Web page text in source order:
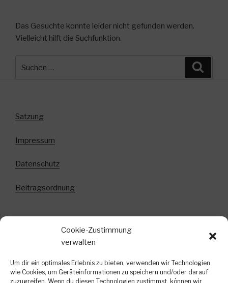
Cookie-Zustimmung
verwalten
Um dir ein optimales Erlebnis zu bieten, verwenden wir Technologien
wie Cookies, um Geräteinformationen zu speichern und/oder darauf
zuzugreifen. Wenn du diesen Technologien zustimmst, können wir
Das Gesuchte konnte leider nicht gefunden werden.
Vielleicht hilft die Suchfunktion.
Satzung
Impressum
Datenschutz
Beitragsordnung
Anmeldung zum Newsletter!
In diesem Newsletter informieren wir über
bevorstehende Veranstaltungen, kurzfristige